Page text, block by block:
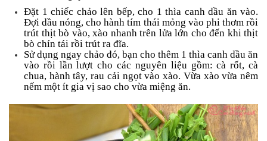
Đặt 1 chiếc chảo lên bếp, cho 1 thìa canh dầu ăn vào.
Đợi dầu nóng, cho hành tím thái mỏng vào phi thơm rồi
trút thịt bò vào, xào nhanh trên lửa lớn cho đến khi thịt
bò chín tái rồi trút ra đĩa.
Sử dụng ngay chảo đó, bạn cho thêm 1 thìa canh dầu ăn
vào rồi lần lượt cho các nguyên liệu gồm: cà rốt, cà
chua, hành tây, rau cải ngọt vào xào. Vừa xào vừa nêm
nếm một ít gia vị sao cho vừa miệng ăn.